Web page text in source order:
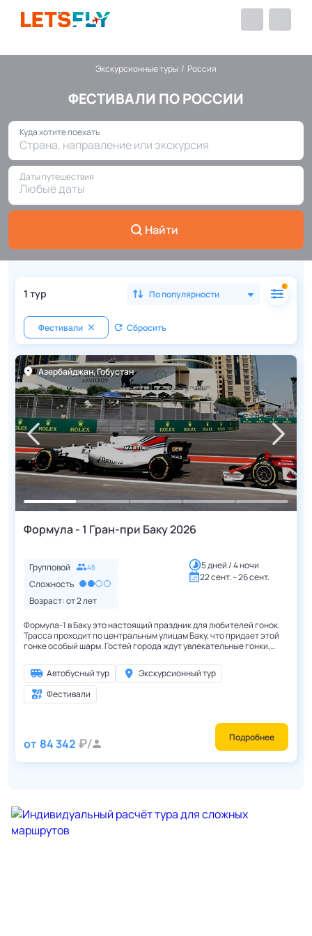
Экскурсионные туры / Россия
ФЕСТИВАЛИ ПО РОССИИ
Куда хотите поехать
Страна, направление или экскурсия
Даты путешествия
Любые даты
Найти
1 тур По популярности
Фестивали Сбросить
Азербайджан,Гобустан
Формула - 1 Гран-при Баку 2026
Групповой 45
Сложность
Возраст: от2лет
5 дней / 4 ночи
22 сент. – 26 сент.
Формула-1 в Баку это настоящий праздник для любителей гонок.
Трасса проходит по центральным улицам Баку, что придает этой
гонке особый шарм. Гостей города ждут увлекательные гонки,
бульваре и концерты мировых звезд!
Автобусный тур
Экскурсионный тур
Фестивали
от 84 342 Подробнее